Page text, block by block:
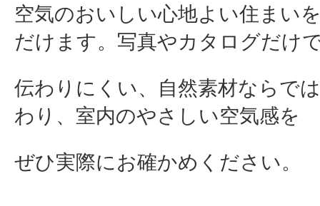
空気のおいしい心地よい住まい
だけます。写真やカタログだけ
伝わりにくい、自然素材ならで
わり、室内のやさしい空気感を
ぜひ実際にお確かめください。